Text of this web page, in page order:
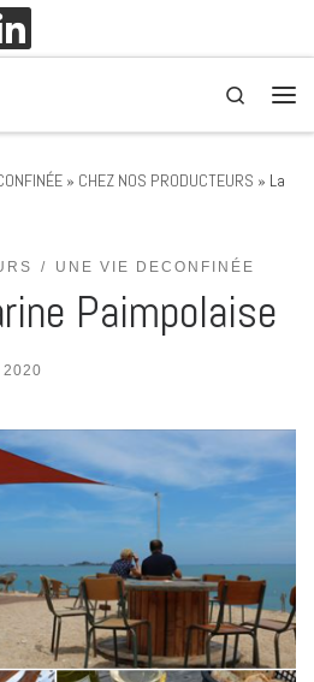
Search
» CHEZ NOS PRODUCTEURS » La
UNE VIE DECONFINÉE
Paimpolaise